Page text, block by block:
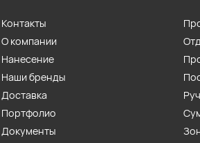
Контакты
О компании
Нанесение
Наши бренды
Доставка
Портфолио
Документы